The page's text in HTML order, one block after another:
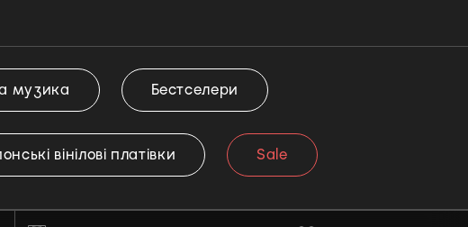
музика Бестселери
вінілові платівки Sale